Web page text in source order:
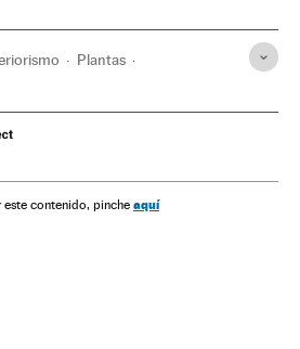
Plantas
Espécies
este contenido, pinche aquí